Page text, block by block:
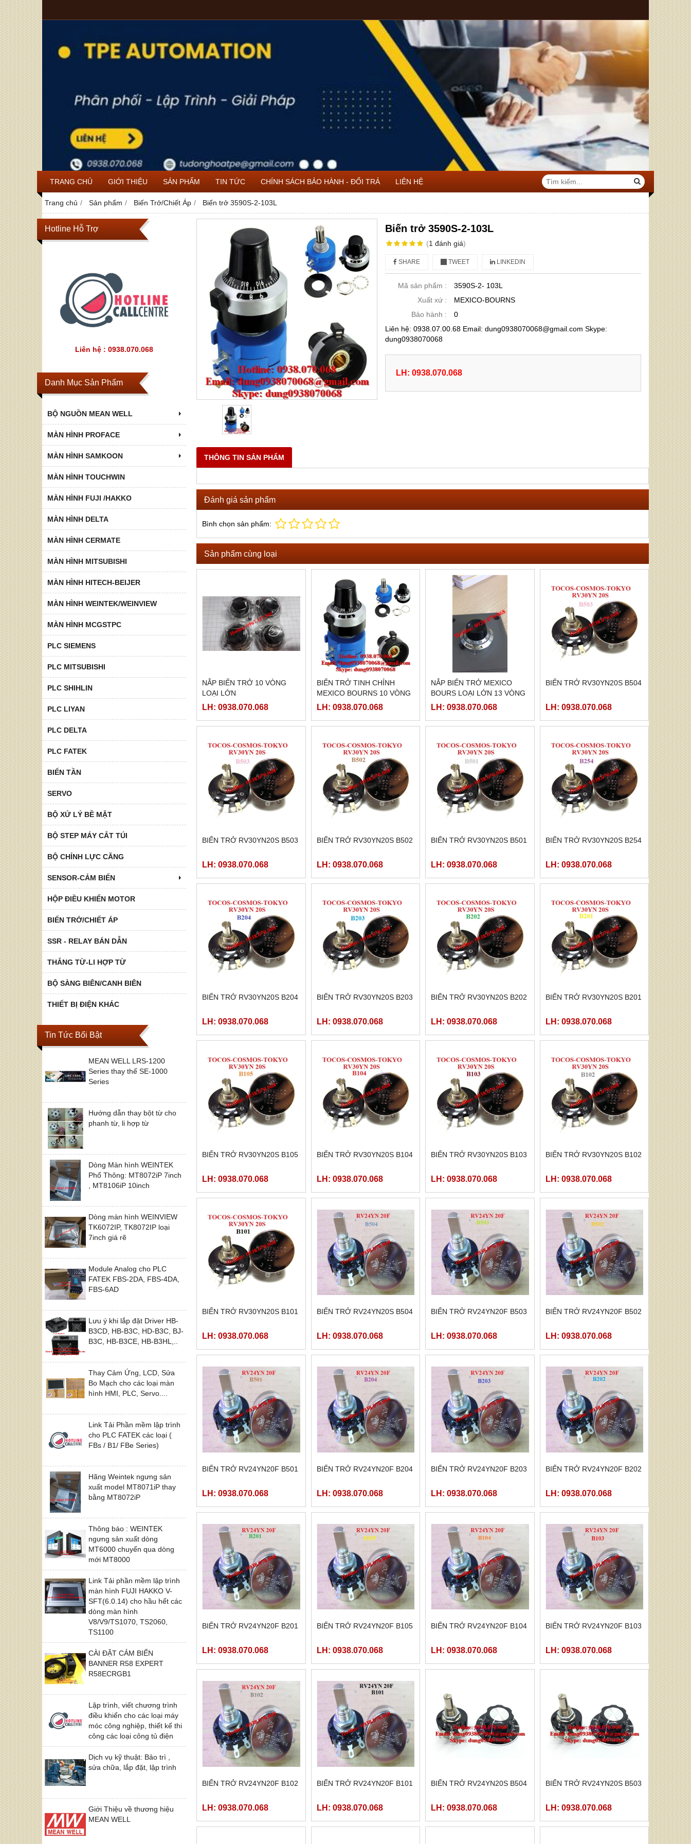
TRANG CHỦ GIỚI THIỆU SẢN PHẨM TIN TỨC CHÍNH SÁCH BẢO HÀNH - ĐỔI TRẢ LIÊN HỆ
Trang chủ Sản phẩm Biến Trở/Chiết Áp Biến trở 3590S-2-103L
Hotline Hỗ Trợ
Liên hệ : 0938.070.068
Danh Mục Sản Phẩm
BỘ NGUỒN MEAN WELL
MÀN HÌNH PROFACE
MÀN HÌNH SAMKOON
MÀN HÌNH TOUCHWIN
MÀN HÌNH FUJI /HAKKO
MÀN HÌNH DELTA
MÀN HÌNH CERMATE
MÀN HÌNH MITSUBISHI
MÀN HÌNH HITECH-BEIJER
MÀN HÌNH WEINTEK/WEINVIEW
MÀN HÌNH MCGSTPC
PLC SIEMENS
PLC MITSUBISHI
PLC SHIHLIN
PLC LIYAN
PLC DELTA
PLC FATEK
BIẾN TẦN
SERVO
BỘ XỬ LÝ BỀ MẶT
BỘ STEP MÁY CẮT TÚI
BỘ CHỈNH LỰC CĂNG
SENSOR-CẢM BIẾN
HỘP ĐIỀU KHIỂN MOTOR
BIẾN TRỞ/CHIẾT ÁP
SSR - RELAY BÁN DẪN
THẮNG TỪ-LI HỢP TỪ
BỘ SÀNG BIÊN/CANH BIÊN
THIẾT BỊ ĐIỆN KHÁC
Tin Tức Bổi Bật
MEAN WELL LRS-1200
Series thay thế SE-1000
Series
Hướng dẫn thay bột từ cho
phanh từ, li hợp từ
Dòng Màn hình WEINTEK
Phổ Thông: MT8072iP 7inch
, MT8106iP 10inch
Dòng màn hình WEINVIEW
TK6072IP, TK8072IP loại
7inch giá rẽ
Module Analog cho PLC
FATEK FBS-2DA, FBS-4DA,
FBS-6AD
Lưu ý khi lắp đặt Driver HB-
B3CD, HB-B3C, HD-B3C, BJ-
B3C, HB-B3CE, HB-B3HL,..
Thay Cảm Ứng, LCD, Sửa
Bo Mạch cho các loại màn
hình HMI, PLC, Servo....
Link Tải Phần mềm lập trình
cho PLC FATEK các loại (
FBs / B1/ FBe Series)
Hãng Weintek ngưng sản
xuất model MT8071iP thay
bằng MT8072iP
Thông báo : WEINTEK
ngưng sản xuất dòng
MT6000 chuyển qua dòng
mới MT8000
Link Tải phần mềm lập trình
màn hình FUJI HAKKO V-
SFT(6.0.14) cho hầu hết các
dòng màn hình
V8/V9/TS1070, TS2060,
TS1100
CÀI ĐẶT CẢM BIẾN
BANNER R58 EXPERT
R58ECRGB1
Lập trình, viết chương trình
điều khiển cho các loại máy
móc công nghiệp, thiết kế thi
công các loại công tủ điện
Dịch vụ kỹ thuật: Bảo trì ,
sửa chữa, lắp đặt, lập trình
Giới Thiệu về thương hiệu
MEAN WELL
Biến trở 3590S-2-103L
(1 đánh giá)
SHARE TWEET LINKEDIN
Mã sản phẩm :
3590S-2- 103L
Xuất xứ :
MEXICO-BOURNS
Bảo hành :
0
Liên hệ: 0938.07.00.68 Email: dung0938070068@gmail.com Skype:
dung0938070068
LH: 0938.070.068
THÔNG TIN SẢN PHẨM
Đánh giá sản phẩm
Bình chọn sản phẩm:
Sản phẩm cùng loại
NẮP BIẾN TRỞ 10 VÒNG
LOẠI LỚN
LH: 0938.070.068
BIẾN TRỞ TINH CHỈNH
MEXICO BOURNS 10 VÒNG
( 1KOHM, 2KOHM, 5KHOM,
LH: 0938.070.068
NẮP BIẾN TRỞ MEXICO
BOURS LOẠI LỚN 13 VÒNG
LH: 0938.070.068
BIẾN TRỞ RV30YN20S B504
LH: 0938.070.068
BIẾN TRỞ RV30YN20S B503
LH: 0938.070.068
BIẾN TRỞ RV30YN20S B502
LH: 0938.070.068
BIẾN TRỞ RV30YN20S B501
LH: 0938.070.068
BIẾN TRỞ RV30YN20S B254
LH: 0938.070.068
BIẾN TRỞ RV30YN20S B204
LH: 0938.070.068
BIẾN TRỞ RV30YN20S B203
LH: 0938.070.068
BIẾN TRỞ RV30YN20S B202
LH: 0938.070.068
BIẾN TRỞ RV30YN20S B201
LH: 0938.070.068
BIẾN TRỞ RV30YN20S B105
LH: 0938.070.068
BIẾN TRỞ RV30YN20S B104
LH: 0938.070.068
BIẾN TRỞ RV30YN20S B103
LH: 0938.070.068
BIẾN TRỞ RV30YN20S B102
LH: 0938.070.068
BIẾN TRỞ RV30YN20S B101
LH: 0938.070.068
BIẾN TRỞ RV24YN20S B504
LH: 0938.070.068
BIẾN TRỞ RV24YN20F B503
LH: 0938.070.068
BIẾN TRỞ RV24YN20F B502
LH: 0938.070.068
BIẾN TRỞ RV24YN20F B501
LH: 0938.070.068
BIẾN TRỞ RV24YN20F B204
LH: 0938.070.068
BIẾN TRỞ RV24YN20F B203
LH: 0938.070.068
BIẾN TRỞ RV24YN20F B202
LH: 0938.070.068
BIẾN TRỞ RV24YN20F B201
LH: 0938.070.068
BIẾN TRỞ RV24YN20F B105
LH: 0938.070.068
BIẾN TRỞ RV24YN20F B104
LH: 0938.070.068
BIẾN TRỞ RV24YN20F B103
LH: 0938.070.068
BIẾN TRỞ RV24YN20F B102
LH: 0938.070.068
BIẾN TRỞ RV24YN20F B101
LH: 0938.070.068
BIẾN TRỞ RV24YN20S B504
LH: 0938.070.068
BIẾN TRỞ RV24YN20S B503
LH: 0938.070.068